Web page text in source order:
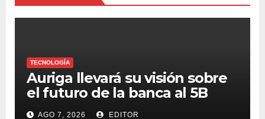
TECNOLOGÍA
Auriga llevará su visión sobre
el futuro de la banca al 5B
Digital Summit 2026
AGO 7, 2026 EDITOR